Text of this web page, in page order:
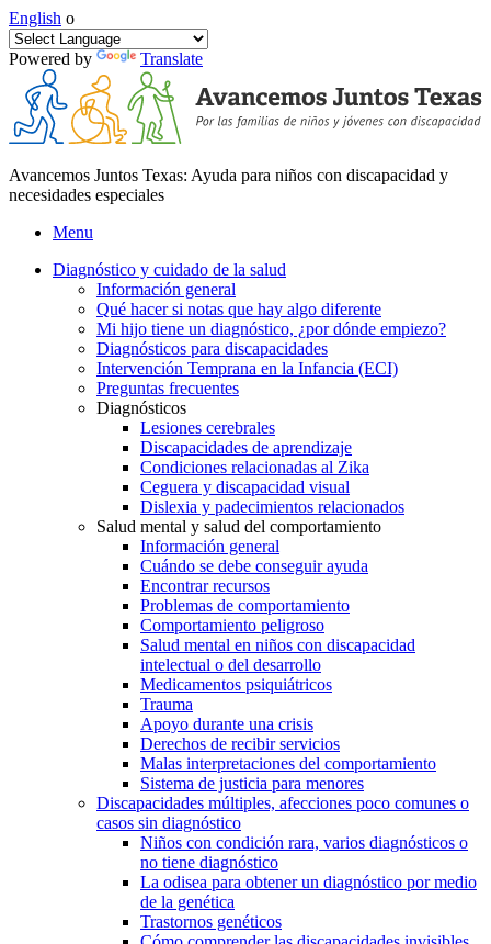
English o
Powered by Translate
Avancemos Juntos Texas: Ayuda para niños con discapacidad y
necesidades especiales
Menu
Diagnóstico y cuidado de la salud
Información general
Qué hacer si notas que hay algo diferente
Mi hijo tiene un diagnóstico, ¿por dónde empiezo?
Diagnósticos para discapacidades
Intervención Temprana en la Infancia (ECI)
Preguntas frecuentes
Diagnósticos
Lesiones cerebrales
Discapacidades de aprendizaje
Condiciones relacionadas al Zika
Ceguera y discapacidad visual
Dislexia y padecimientos relacionados
Salud mental y salud del comportamiento
Información general
Cuándo se debe conseguir ayuda
Encontrar recursos
Problemas de comportamiento
Comportamiento peligroso
Salud mental en niños con discapacidad
intelectual o del desarrollo
Medicamentos psiquiátricos
Trauma
Apoyo durante una crisis
Derechos de recibir servicios
Malas interpretaciones del comportamiento
Sistema de justicia para menores
Discapacidades múltiples, afecciones poco comunes o
casos sin diagnóstico
Niños con condición rara, varios diagnósticos o
no tiene diagnóstico
La odisea para obtener un diagnóstico por medio
de la genética
Trastornos genéticos